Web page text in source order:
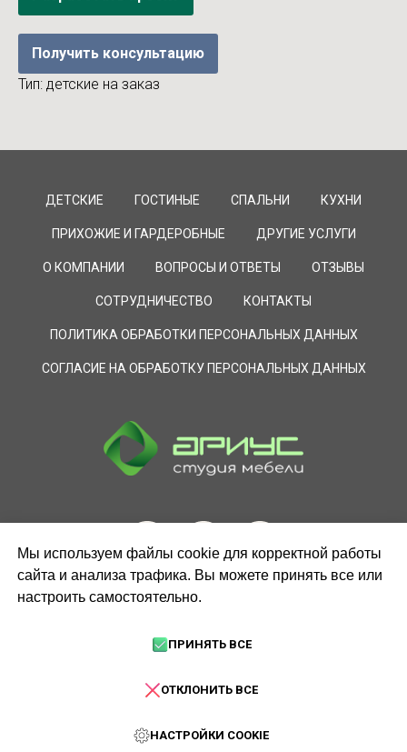
Получить консультацию
Тип: детские на заказ
ДЕТСКИЕ ГОСТИНЫЕ СПАЛЬНИ КУХНИ
ПРИХОЖИЕ И ГАРДЕРОБНЫЕ ДРУГИЕ УСЛУГИ
О КОМПАНИИ ВОПРОСЫ И ОТВЕТЫ ОТЗЫВЫ
СОТРУДНИЧЕСТВО КОНТАКТЫ
ПОЛИТИКА ОБРАБОТКИ ПЕРСОНАЛЬНЫХ ДАННЫХ
СОГЛАСИЕ НА ОБРАБОТКУ ПЕРСОНАЛЬНЫХ ДАННЫХ
ЗАКАЗАТЬ ЗВОНОК
Мы используем файлы cookie для корректной работы
сайта и анализа трафика. Вы можете принять все или
настроить самостоятельно.
ПРИНЯТЬ ВСЕ
ОТКЛОНИТЬ ВСЕ
НАСТРОЙКИ COOKIE